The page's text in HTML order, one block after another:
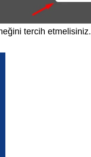
tercih etmelisiniz.